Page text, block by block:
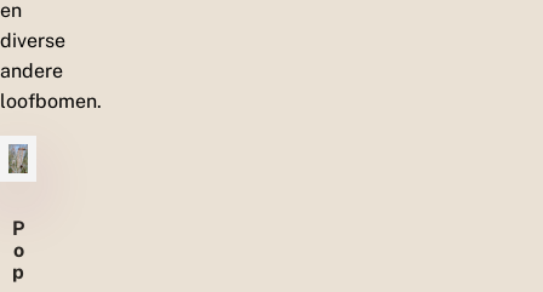
en
diverse
andere
loofbomen.
P
o
p